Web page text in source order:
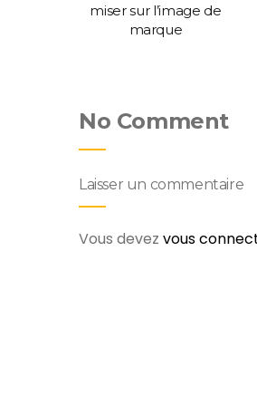
miser sur l’image de
marque
No Comment
Laisser un commentaire
Vous devez vous